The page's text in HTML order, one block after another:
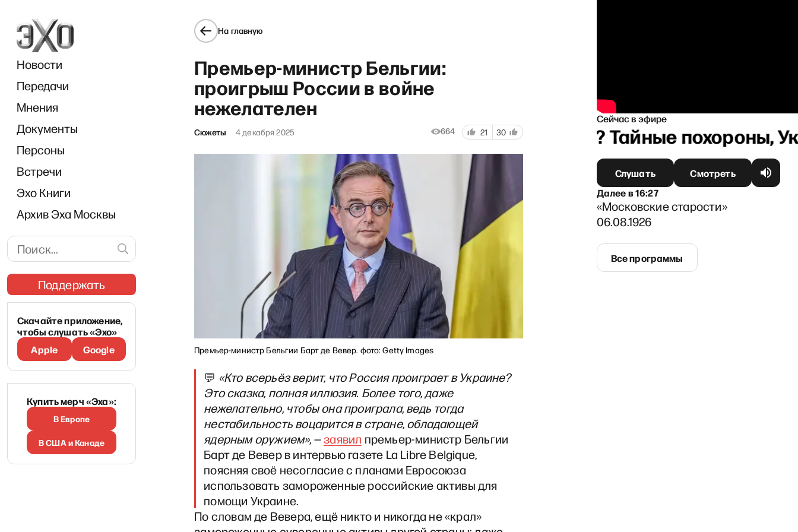
Новости
Передачи
Мнения
Документы
Персоны
Встречи
Эхо Книги
Архив Эха Москвы
Поддержать
Скачайте приложение,
чтобы слушать «Эхо»
Apple
Google
Купить мерч «Эха»:
В Европе
В США и Канаде
На главную
Премьер-министр Бельгии:
проигрыш России в войне
нежелателен
Сюжеты 4 декабря 2025 664 21 30
Премьер-министр Бельгии Барт де Вевер. фото: Getty Images
💬 «Кто всерьёз верит, что Россия проиграет в Украине?
Это сказка, полная иллюзия. Более того, даже
нежелательно, чтобы она проиграла, ведь тогда
нестабильность воцарится в стране, обладающей
ядерным оружием», —заявил премьер-министр Бельгии
Барт де Вевер в интервью газете La Libre Belgique,
поясняя своё несогласие с планами Евросоюза
использовать замороженные российские активы для
помощи Украине.
По словам де Вевера, ещё никто и никогда не «крал»
Сейчас в эфире
«И грянул Грэм»: Что подгорает у Путина? Тайные похороны,
Слушать
Смотреть
Далеев16:27
«Московские старости»
06.08.1926
Все программы